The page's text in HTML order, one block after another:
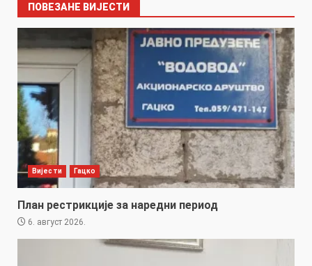
ПОВЕЗАНЕ ВИЈЕСТИ
Вијести Гацко
План рестрикције за наредни период
6. август 2026.